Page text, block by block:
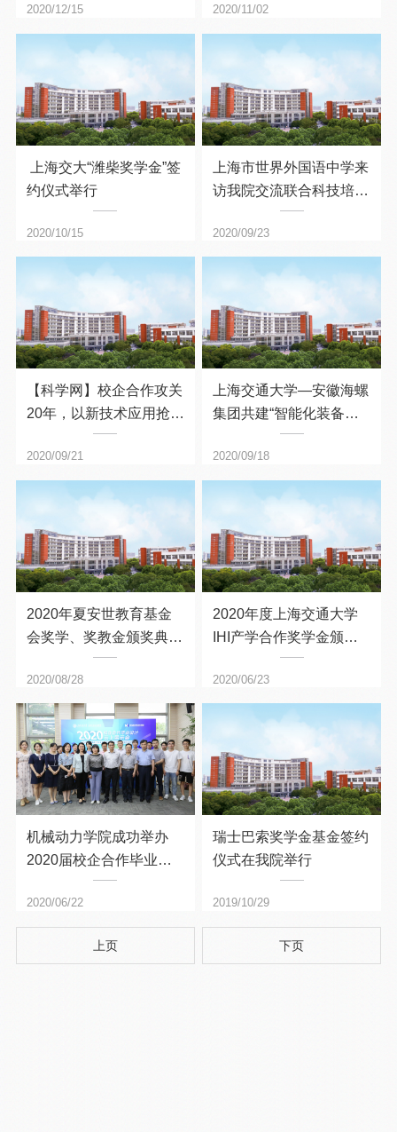
2020/12/15 2020/11/02
上海交大“潍柴奖学金”签
约仪式举行
2020/10/15
上海市世界外国语中学来
访我院交流联合科技培养
2020/09/23
【科学网】校企合作攻关
20年，以新技术应用抢占
空调器制高点
2020/09/21
上海交通大学—安徽海螺
集团共建“智能化装备联
合研发中心”签约仪式举
行
2020/09/18
2020年夏安世教育基金
会奖学、奖教金颁奖典礼
2020/08/28
2020年度上海交通大学
IHI产学合作奖学金颁奖
典礼成功举行
2020/06/23
机械动力学院成功举办
2020届校企合作毕业设
计云上项目展
2020/06/22
瑞士巴索奖学金基金签约
仪式在我院举行
2019/10/29
上页 下页